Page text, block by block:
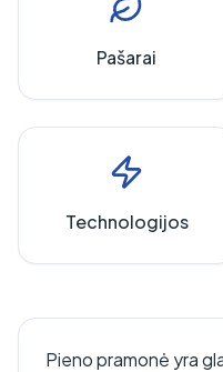
Pašarai
Technologijos
Pieno pramonė yra